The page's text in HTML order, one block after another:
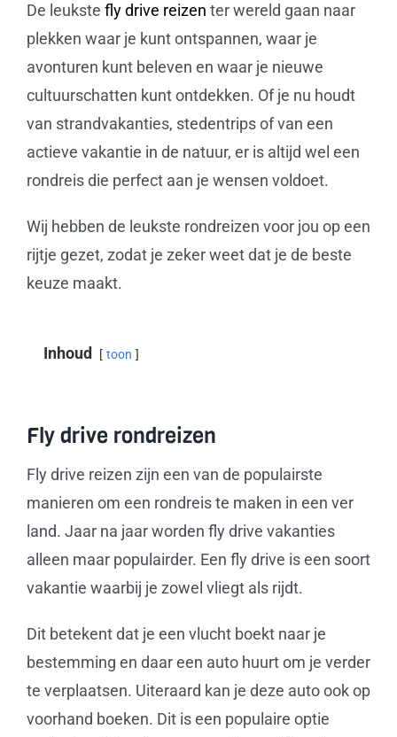
De leukste fly drive reizen ter wereld gaan naar
plekken waar je kunt ontspannen, waar je
avonturen kunt beleven en waar je nieuwe
cultuurschatten kunt ontdekken. Of je nu houdt
van strandvakanties, stedentrips of van een
actieve vakantie in de natuur, er is altijd wel een
rondreis die perfect aan je wensen voldoet.
Wij hebben de leukste rondreizen voor jou op een
rijtje gezet, zodat je zeker weet dat je de beste
keuze maakt.
Inhoud toon
Fly drive rondreizen
Fly drive reizen zijn een van de populairste
manieren om een rondreis te maken in een ver
land. Jaar na jaar worden fly drive vakanties
alleen maar populairder. Een fly drive is een soort
vakantie waarbij je zowel vliegt als rijdt.
Dit betekent dat je een vlucht boekt naar je
bestemming en daar een auto huurt om je verder
te verplaatsen. Uiteraard kan je deze auto ook op
voorhand boeken. Dit is een populaire optie